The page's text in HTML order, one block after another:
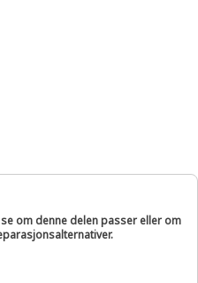
om denne delen passer eller om